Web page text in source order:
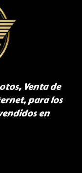
Venta de
para los
en